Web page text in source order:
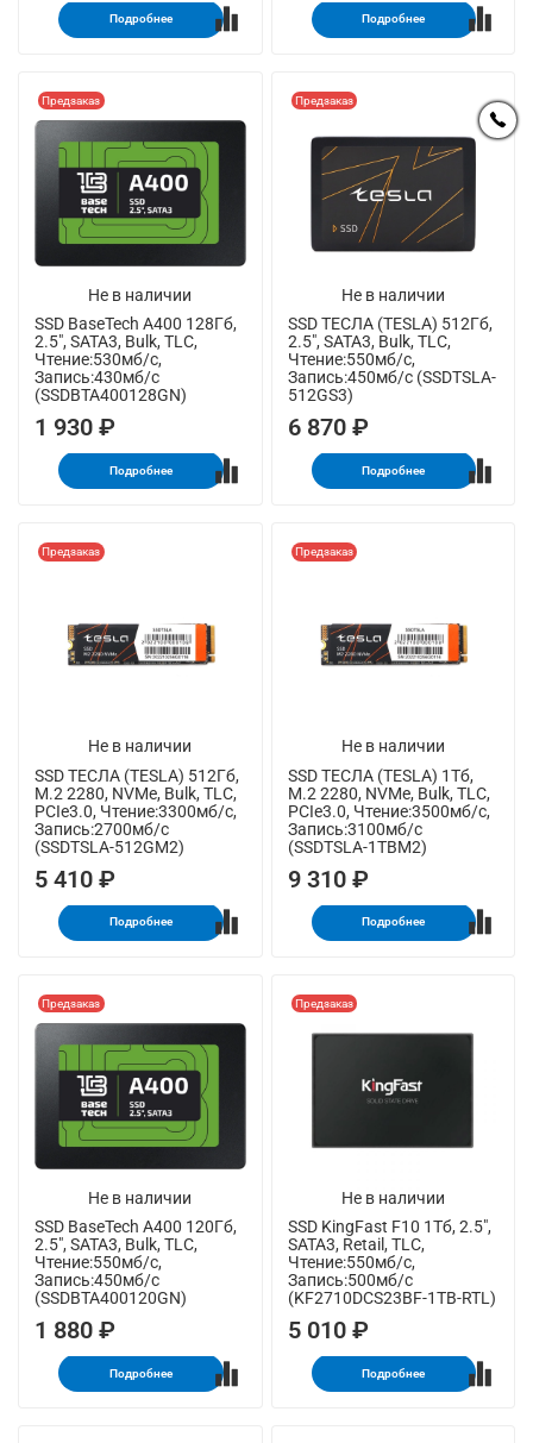
Подробнее Подробнее
Не в наличии
Предзаказ
SSD BaseTech A400 128Гб,
2.5", SATA3, Bulk, TLC,
Чтение:530мб/с,
Запись:430мб/с
(SSDBTA400128GN)
1 930 ₽
Подробнее
Не в наличии
Предзаказ
SSD ТЕСЛА (TESLA) 512Гб,
2.5", SATA3, Bulk, TLC,
Чтение:550мб/с,
Запись:450мб/с (SSDTSLA-
512GS3)
6 870 ₽
Подробнее
Не в наличии
Предзаказ
SSD ТЕСЛА (TESLA) 512Гб,
M.2 2280, NVMe, Bulk, TLC,
PCIe3.0, Чтение:3300мб/с,
Запись:2700мб/с
(SSDTSLA-512GM2)
5 410 ₽
Подробнее
Не в наличии
Предзаказ
SSD ТЕСЛА (TESLA) 1Тб,
M.2 2280, NVMe, Bulk, TLC,
PCIe3.0, Чтение:3500мб/с,
Запись:3100мб/с
(SSDTSLA-1TBM2)
9 310 ₽
Подробнее
Не в наличии
Предзаказ
SSD BaseTech A400 120Гб,
2.5", SATA3, Bulk, TLC,
Чтение:550мб/с,
Запись:450мб/с
(SSDBTA400120GN)
1 880 ₽
Подробнее
Не в наличии
Предзаказ
SSD KingFast F10 1Тб, 2.5",
SATA3, Retail, TLC,
Чтение:550мб/с,
Запись:500мб/с
(KF2710DCS23BF-1TB-RTL)
5 010 ₽
Подробнее